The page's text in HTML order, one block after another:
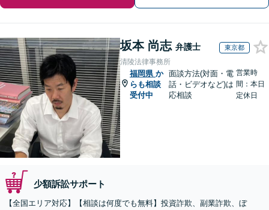
坂本 尚志 弁護士 東京都
清陵法律事務所
福岡県 か
らも相談
受付中
面談方法(対面・電
話・ビデオなど)は
応相談
営業時
間：本日
定休日
少額訴訟サポート
【全国エリア対応】【相談は何度でも無料】投資詐欺、副業詐欺、ぼ